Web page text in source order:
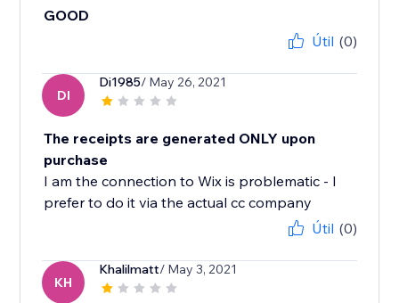
GOOD
Útil (0)
DI
Di1985/ May 26, 2021
The receipts are generated ONLY upon
purchase
I am the connection to Wix is problematic - I
prefer to do it via the actual cc company
Útil (0)
KH
Khalilmatt/ May 3, 2021